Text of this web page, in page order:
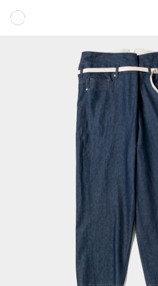
COLLECTION
PRODUCT
GALLERY
ONLINE STORE
STORELIST
ABOUT
FACEBOOK
INSTAGRAM